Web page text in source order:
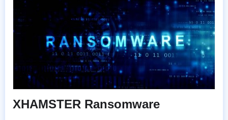
XHAMSTER Ransomware